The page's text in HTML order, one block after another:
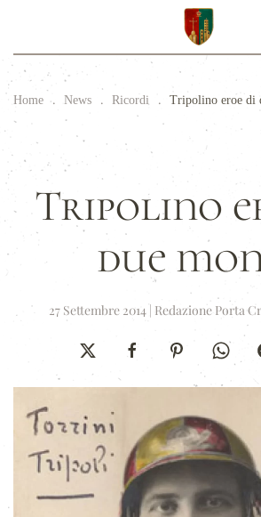
Home News Ricordi Tripolino eroe di
Tripolino
due
27 Settembre 2014| Redazione Porta